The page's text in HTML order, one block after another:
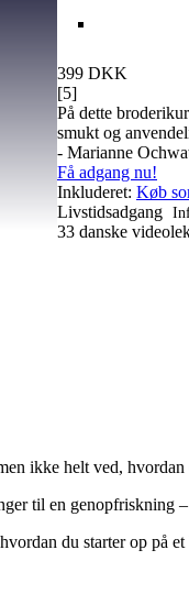
399 DKK
[5]
På dette
smukt og
- Marianne
Få adgang nu!
Inkluderet: Køb
Livstidsadgang
33 danske
ikke helt ved, hvordan
til en genopfriskning
du starter op på